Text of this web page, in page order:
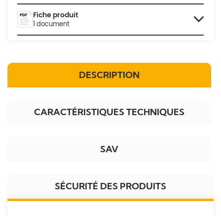
Fiche produit
1 document
DESCRIPTION
CARACTÉRISTIQUES TECHNIQUES
SAV
SÉCURITÉ DES PRODUITS